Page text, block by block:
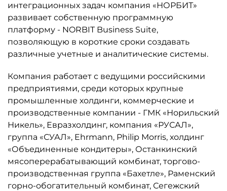
интеграционных задач компания «НОРБИТ»
развивает собственную программную
платформу - NORBIT Business Suite,
позволяющую в короткие сроки создавать
различные учетные и аналитические системы.
Компания работает с ведущими российскими
предприятиями, среди которых крупные
промышленные холдинги, коммерческие и
производственные компании - ГМК «Норильский
Никель», Евразхолдинг, компания «РУСАЛ»,
группа «СУАЛ», Ehrmann, Philip Morris, холдинг
«Объединенные кондитеры», Останкинский
мясоперерабатывающий комбинат, торгово-
производственная группа «Бахетле», Раменский
горно-обогатительный комбинат, Сегежский